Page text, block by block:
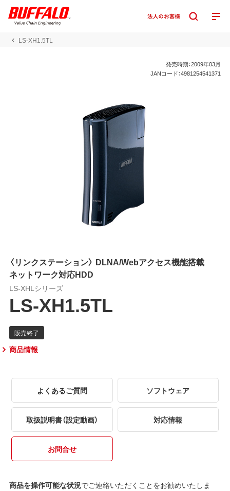
LS-XH1.5TL
発売時期：2009年03月
JANコード：4981254541371
〈リンクステーション〉 DLNA/Webアクセス機能搭載
ネットワーク対応HDD
LS-XHLシリーズ
LS-XH1.5TL
商品情報
よくあるご質問 ソフトウェア
取扱説明書（設定動画） 対応情報
お問合せ
商品を操作可能な状況でご連絡いただくことをお勧めいたしま